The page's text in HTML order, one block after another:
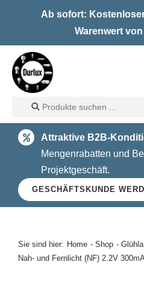
Ab sofort:
Warenwert
Home
LED
Halogen
Glühlampen
Kontakt
Products
search
Attraktive B2B-
Mengenrabatten und
Projektgeschäft.
GESCHÄFTSKUNDE
Sie sind hier: Home Shop
Nah- und Fernlicht (NF) 2.2V